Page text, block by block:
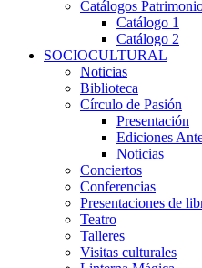
Catálogos
Catálogo 1
Catálogo 2
SOCIOCULTURAL
Noticias
Biblioteca
Círculo de Pasión
Presentación
Ediciones
Noticias
Conciertos
Conferencias
Presentaciones de
Teatro
Talleres
Visitas culturales